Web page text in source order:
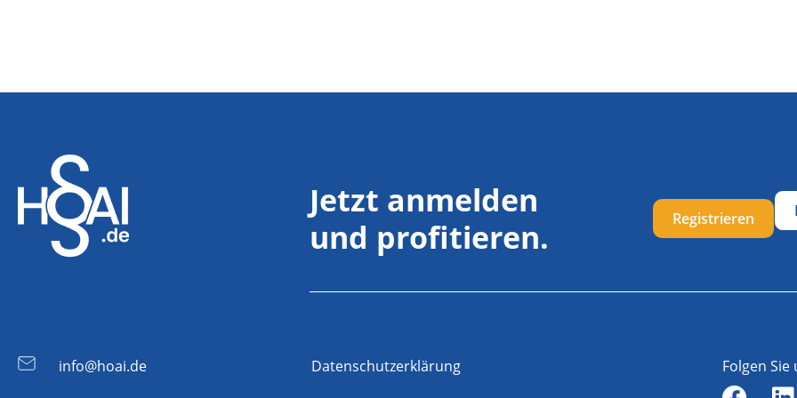
Jetzt anmelden
und profitieren.
Registrieren
info@hoai.de Datenschutzerklärung Folgen Sie